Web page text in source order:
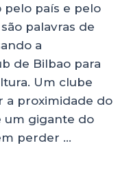
pelo país e pelo
palavras de
a
de Bilbao para
Um clube
a proximidade do
um gigante do
perder …